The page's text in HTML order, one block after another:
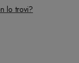
lo trovi?